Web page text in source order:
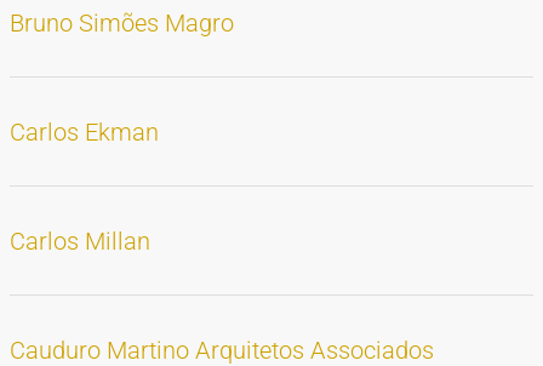
EXPEDIENTE
Bruno Simões Magro
Carlos Ekman
Carlos Millan
Cauduro Martino Arquitetos Associados